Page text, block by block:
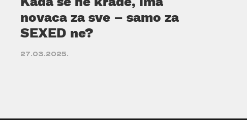
novaca za sve – samo za
SEXED ne?
27.03.2025.